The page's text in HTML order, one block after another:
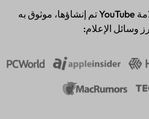
علامة YouTube تم إنشاؤها، موثوق به
وسائل الإعلام: